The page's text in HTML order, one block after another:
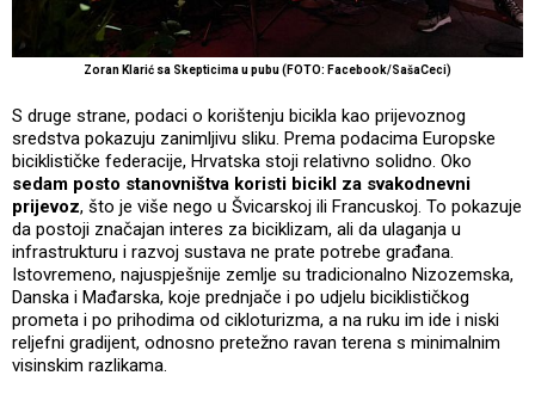
Zoran Klarić sa Skepticima u pubu (FOTO: Facebook/SašaCeci)
S druge strane, podaci o korištenju bicikla kao prijevoznog
sredstva pokazuju zanimljivu sliku. Prema podacima Europske
biciklističke federacije, Hrvatska stoji relativno solidno. Oko
sedam posto stanovništva koristi bicikl za svakodnevni
prijevoz, što je više nego u Švicarskoj ili Francuskoj. To pokazuje
da postoji značajan interes za biciklizam, ali da ulaganja u
infrastrukturu i razvoj sustava ne prate potrebe građana.
Istovremeno, najuspješnije zemlje su tradicionalno Nizozemska,
Danska i Mađarska, koje prednjače i po udjelu biciklističkog
prometa i po prihodima od cikloturizma, a na ruku im ide i niski
reljefni gradijent, odnosno pretežno ravan terena s minimalnim
visinskim razlikama.